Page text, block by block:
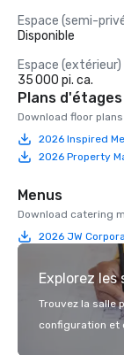
Espace (semi-
Disponible
Espace (extérieur)
35 000 pi. ca.
Plans d'étages
Download floor
2026 Inspired
2026 Property
Menus
Download catering
2026 JW
Explorez les
Trouvez la salle
configuration et